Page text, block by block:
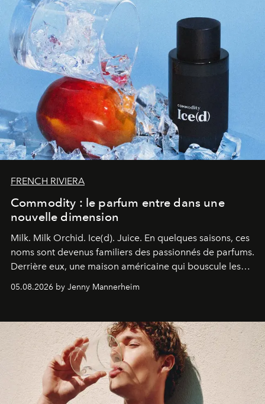
FRENCH RIVIERA
Commodity : le parfum entre dans une
nouvelle dimension
Milk. Milk Orchid. Ice(d). Juice. En quelques saisons, ces
noms sont devenus familiers des passionnés de parfums.
Derrière eux, une maison américaine qui bouscule les
codes de la parfumerie contemporaine en proposant
une approche aussi intuitive que personnelle :
05.08.2026 by Jenny Mannerheim